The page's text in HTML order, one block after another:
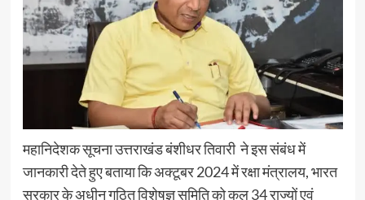
महानिदेशक सूचना उत्तराखंड बंशीधर तिवारी ने इस संबंध में
जानकारी देते हुए बताया कि अक्टूबर 2024 में रक्षा मंत्रालय, भारत
सरकार के अधीन गठित विशेषज्ञ समिति को कुल 34 राज्यों एवं